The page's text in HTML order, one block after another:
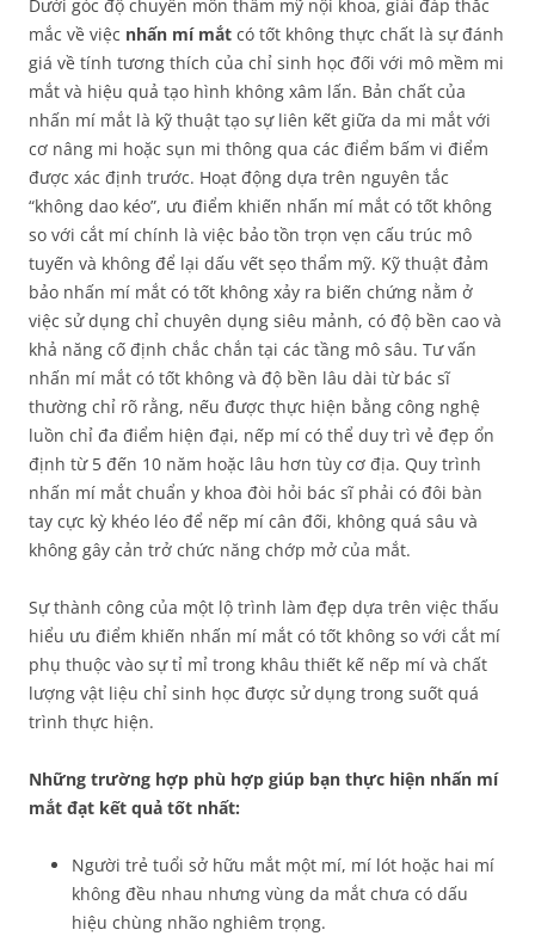
Dưới góc độ chuyên môn thẩm mỹ nội khoa, giải đáp thắc
mắc về việc nhấn mí mắt có tốt không thực chất là sự đánh
giá về tính tương thích của chỉ sinh học đối với mô mềm mi
mắt và hiệu quả tạo hình không xâm lấn. Bản chất của
nhấn mí mắt là kỹ thuật tạo sự liên kết giữa da mi mắt với
cơ nâng mi hoặc sụn mi thông qua các điểm bấm vi điểm
được xác định trước. Hoạt động dựa trên nguyên tắc
“không dao kéo”, ưu điểm khiến nhấn mí mắt có tốt không
so với cắt mí chính là việc bảo tồn trọn vẹn cấu trúc mô
tuyến và không để lại dấu vết sẹo thẩm mỹ. Kỹ thuật đảm
bảo nhấn mí mắt có tốt không xảy ra biến chứng nằm ở
việc sử dụng chỉ chuyên dụng siêu mảnh, có độ bền cao và
khả năng cố định chắc chắn tại các tầng mô sâu. Tư vấn
nhấn mí mắt có tốt không và độ bền lâu dài từ bác sĩ
thường chỉ rõ rằng, nếu được thực hiện bằng công nghệ
luồn chỉ đa điểm hiện đại, nếp mí có thể duy trì vẻ đẹp ổn
định từ 5 đến 10 năm hoặc lâu hơn tùy cơ địa. Quy trình
nhấn mí mắt chuẩn y khoa đòi hỏi bác sĩ phải có đôi bàn
tay cực kỳ khéo léo để nếp mí cân đối, không quá sâu và
không gây cản trở chức năng chớp mở của mắt.
Sự thành công của một lộ trình làm đẹp dựa trên việc thấu
hiểu ưu điểm khiến nhấn mí mắt có tốt không so với cắt mí
phụ thuộc vào sự tỉ mỉ trong khâu thiết kế nếp mí và chất
lượng vật liệu chỉ sinh học được sử dụng trong suốt quá
trình thực hiện.
Những trường hợp phù hợp giúp bạn thực hiện nhấn mí
mắt đạt kết quả tốt nhất:
Người trẻ tuổi sở hữu mắt một mí, mí lót hoặc hai mí
không đều nhau nhưng vùng da mắt chưa có dấu
hiệu chùng nhão nghiêm trọng.